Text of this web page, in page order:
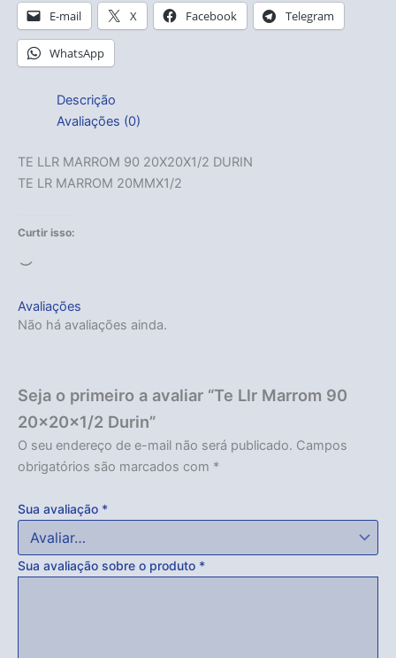
E-mail X Facebook Telegram
WhatsApp
Descrição
Avaliações (0)
TE LLR MARROM 90 20X20X1/2 DURIN
TE LR MARROM 20MMX1/2
Curtir isso:
Avaliações
Não há avaliações ainda.
Seja o primeiro a avaliar “Te Llr Marrom 90
20x20x1/2 Durin”
O seu endereço de e-mail não será publicado. Campos
obrigatórios são marcados com *
Sua avaliação *
Sua avaliação sobre o produto *